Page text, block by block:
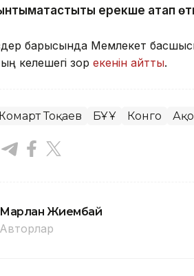
ерекше атап
барысында Мемлекет
келешегі зор екенін айтты.
Тоқаев БҰҰ Конго
Марлан Жиембай
Авторлар